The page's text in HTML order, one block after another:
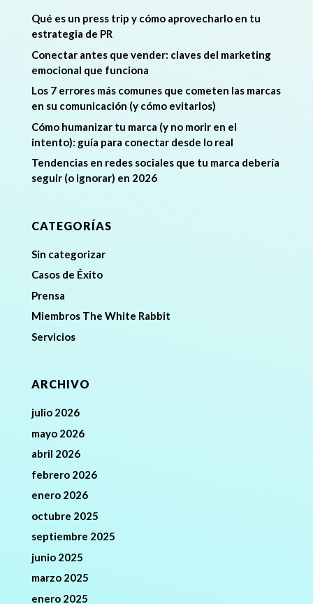
Qué es un press trip y cómo aprovecharlo en tu
estrategia de PR
Conectar antes que vender: claves del marketing
emocional que funciona
Los 7 errores más comunes que cometen las marcas
en su comunicación (y cómo evitarlos)
Cómo humanizar tu marca (y no morir en el
intento): guía para conectar desde lo real
Tendencias en redes sociales que tu marca debería
seguir (o ignorar) en 2026
CATEGORÍAS
Sin categorizar
Casos de Éxito
Prensa
Miembros The White Rabbit
Servicios
ARCHIVO
julio 2026
mayo 2026
abril 2026
febrero 2026
enero 2026
octubre 2025
septiembre 2025
junio 2025
marzo 2025
enero 2025